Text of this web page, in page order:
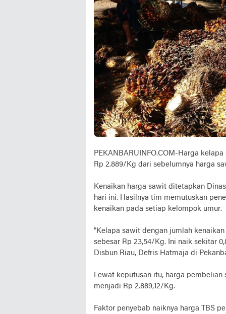
PEKANBARUINFO.COM-Harga
Rp 2.889/Kg dari sebelumnya harga
Kenaikan harga sawit ditetapkan
hari ini. Hasilnya tim memutuskan
kenaikan pada setiap kelompok umur.
"Kelapa sawit dengan jumlah
sebesar Rp 23,54/Kg. Ini naik sekitar
Disbun Riau, Defris Hatmaja di
Lewat keputusan itu, harga
menjadi Rp 2.889,12/Kg.
Faktor penyebab naiknya harga TBS